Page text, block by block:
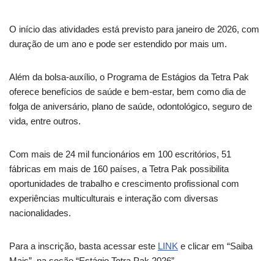
O início das atividades está previsto para janeiro de 2026, com
duração de um ano e pode ser estendido por mais um.
Além da bolsa-auxílio, o Programa de Estágios da Tetra Pak
oferece benefícios de saúde e bem-estar, bem como dia de
folga de aniversário, plano de saúde, odontológico, seguro de
vida, entre outros.
Com mais de 24 mil funcionários em 100 escritórios, 51
fábricas em mais de 160 países, a Tetra Pak possibilita
oportunidades de trabalho e crescimento profissional com
experiências multiculturais e interação com diversas
nacionalidades.
Para a inscrição, basta acessar este LINK e clicar em “Saiba